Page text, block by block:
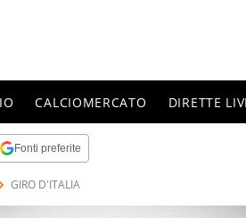
CALCIOMERCATO DIRETTE
Fonti preferite
GIRO D'ITALIA